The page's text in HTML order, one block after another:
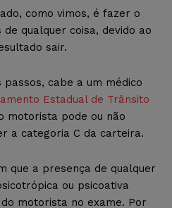
como vimos, é fazer o
qualquer coisa, devido ao
sair.
cabe a um médico
Estadual de Trânsito
motorista pode ou não
a categoria C da carteira.
que a presença de qualquer
ou psicoativa
motorista no exame. Por